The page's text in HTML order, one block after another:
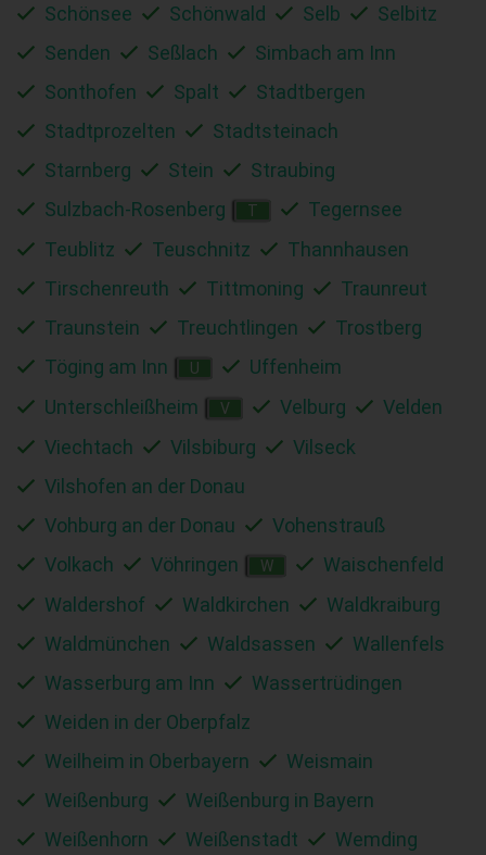
Schönsee
Schönwald Selb
Selbitz
Senden
Seßlach
Simbach am Inn
Sonthofen
Spalt
Stadtbergen
Stadtprozelten
Stadtsteinach
Starnberg
Stein
Straubing
Sulzbach-Rosenberg
T
Tegernsee
Teublitz
Teuschnitz
Thannhausen
Tirschenreuth
Tittmoning
Traunreut
Traunstein
Treuchtlingen
Trostberg
Töging am Inn
U
Uffenheim
Unterschleißheim
V Velburg
Velden
Viechtach
Vilsbiburg
Vilseck
Vilshofen an der Donau
Vohburg an der Donau
Vohenstrauß
Volkach
Vöhringen W
Waischenfeld
Waldershof
Waldkirchen
Waldkraiburg
Waldmünchen
Waldsassen
Wallenfels
Wasserburg am Inn
Wassertrüdingen
Weiden in der Oberpfalz
Weilheim in Oberbayern
Weismain
Weißenburg
Weißenburg in Bayern
Weißenhorn
Weißenstadt Wemding